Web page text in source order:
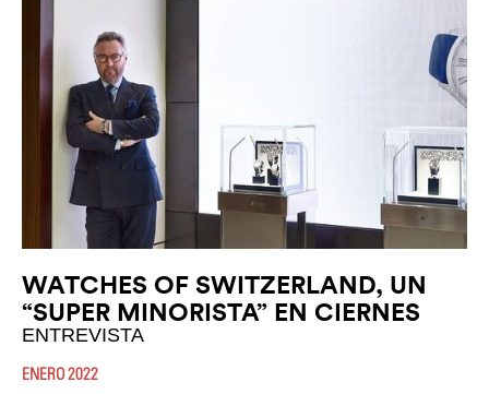
WATCHES OF SWITZERLAND, UN
“SUPER MINORISTA” EN CIERNES
ENTREVISTA
ENERO 2022